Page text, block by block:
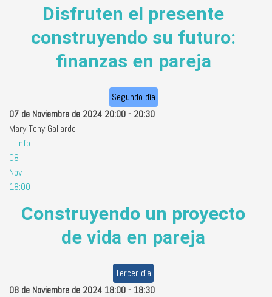
Disfruten el presente
construyendo su futuro:
finanzas en pareja
Segundo día
07 de Noviembre de 2024 20:00- 20:30
Mary Tony Gallardo
+ info
08
Nov
18:00
Construyendo un proyecto
de vida en pareja
Tercer día
08 de Noviembre de 2024 18:00- 18:30